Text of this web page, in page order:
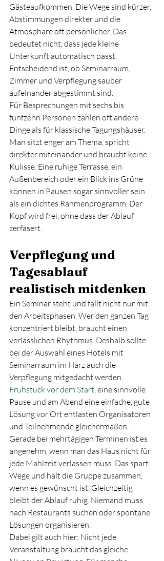
Gästeaufkommen. Die Wege sind kürzer,
Abstimmungen direkter und die
Atmosphäre oft persönlicher. Das
bedeutet nicht, dass jede kleine
Unterkunft automatisch passt.
Entscheidend ist, ob Seminarraum,
Zimmer und Verpflegung sauber
aufeinander abgestimmt sind.
Für Besprechungen mit sechs bis
fünfzehn Personen zählen oft andere
Dinge als für klassische Tagungshäuser.
Man sitzt enger am Thema, spricht
direkter miteinander und braucht keine
Kulisse. Eine ruhige Terrasse, ein
Außenbereich oder ein Blick ins Grüne
können in Pausen sogar sinnvoller sein
als ein dichtes Rahmenprogramm. Der
Kopf wird frei, ohne dass der Ablauf
zerfasert.
Verpflegung und
Tagesablauf
realistisch mitdenken
Ein Seminar steht und fällt nicht nur mit
den Arbeitsphasen. Wer den ganzen Tag
konzentriert bleibt, braucht einen
verlässlichen Rhythmus. Deshalb sollte
bei der Auswahl eines Hotels mit
Seminarraum im Harz auch die
Verpflegung mitgedacht werden.
Frühstück vor dem Start, eine sinnvolle
Pause und am Abend eine einfache, gute
Lösung vor Ort entlasten Organisatoren
und Teilnehmende gleichermaßen.
Gerade bei mehrtägigen Terminen ist es
angenehm, wenn man das Haus nicht für
jede Mahlzeit verlassen muss. Das spart
Wege und hält die Gruppe zusammen,
wenn es gewünscht ist. Gleichzeitig
bleibt der Ablauf ruhig. Niemand muss
nach Restaurants suchen oder spontane
Lösungen organisieren.
Dabei gilt auch hier: Nicht jede
Veranstaltung braucht das gleiche